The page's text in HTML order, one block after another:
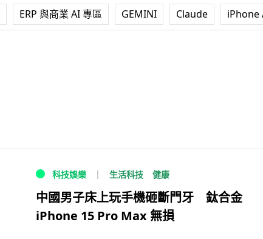
ERP 與商業 AI 專區 GEMINI Claude iPhone
科技娛樂 生活科技 健康
中國男子床上玩手機砸斷門牙 鈦合金
iPhone 15 Pro Max 無損